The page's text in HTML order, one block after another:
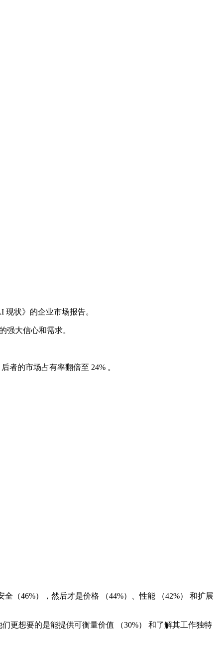
状》的企业市场报告。
大信心和需求。
的市场占有率翻倍至 24% 。
46%），然后才是价格 （44%）、性能 （42%） 和扩展
想要的是能提供可衡量价值 （30%） 和了解其工作独特